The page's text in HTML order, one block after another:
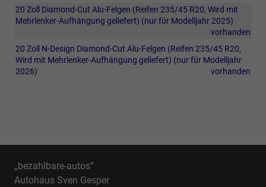
20 Zoll Diamond-Cut Alu-Felgen (Reifen 235/45 R20, Wird mit
Mehrlenker-Aufhängung geliefert) (nur für Modelljahr 2025)
vorhanden
20 Zoll N-Design Diamond-Cut Alu-Felgen (Reifen 235/45 R20,
Wird mit Mehrlenker-Aufhängung geliefert) (nur für Modelljahr
2026)
vorhanden
„bezahlbare-autos“
Autohaus Sven Gesper